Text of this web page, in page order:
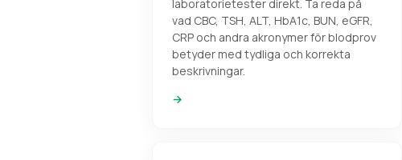
laboratorietester direkt. Ta reda på
vad CBC, TSH, ALT, HbA1c, BUN, eGFR,
CRP och andra akronymer för blodprov
betyder med tydliga och korrekta
beskrivningar.
→